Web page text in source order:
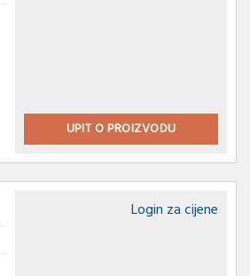
UPIT O PROIZVODU
Login za cijene